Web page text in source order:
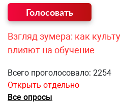
Взгляд зумера: как
влияют на обучение
Всего проголосовало: 2254
Открыть отдельно
Все опросы